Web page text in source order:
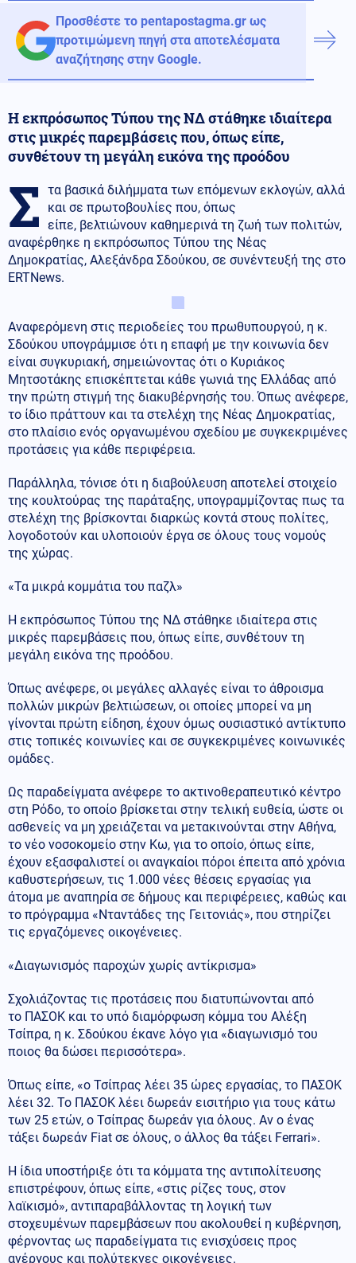
Προσθέστε το pentapostagma.gr ως
προτιμώμενη πηγή στα αποτελέσματα
αναζήτησης στην Google.
Η εκπρόσωπος Τύπου της ΝΔ στάθηκε ιδιαίτερα
στις μικρές παρεμβάσεις που, όπως είπε,
συνθέτουν τη μεγάλη εικόνα της προόδου
Σ τα βασικά διλήμματα των επόμενων εκλογών, αλλά
και σε πρωτοβουλίες που, όπως
είπε, βελτιώνουν καθημερινά τη ζωή των πολιτών,
αναφέρθηκε η εκπρόσωπος Τύπου της Νέας
Δημοκρατίας, Αλεξάνδρα Σδούκου, σε συνέντευξή της στο
ERTNews.
Αναφερόμενη στις περιοδείες του πρωθυπουργού, η κ.
Σδούκου υπογράμμισε ότι η επαφή με την κοινωνία δεν
είναι συγκυριακή, σημειώνοντας ότι ο Κυριάκος
Μητσοτάκης επισκέπτεται κάθε γωνιά της Ελλάδας από
την πρώτη στιγμή της διακυβέρνησής του. Όπως ανέφερε,
το ίδιο πράττουν και τα στελέχη της Νέας Δημοκρατίας,
στο πλαίσιο ενός οργανωμένου σχεδίου με συγκεκριμένες
προτάσεις για κάθε περιφέρεια.
Παράλληλα, τόνισε ότι η διαβούλευση αποτελεί στοιχείο
της κουλτούρας της παράταξης, υπογραμμίζοντας πως τα
στελέχη της βρίσκονται διαρκώς κοντά στους πολίτες,
λογοδοτούν και υλοποιούν έργα σε όλους τους νομούς
της χώρας.
«Τα μικρά κομμάτια του παζλ»
Η εκπρόσωπος Τύπου της ΝΔ στάθηκε ιδιαίτερα στις
μικρές παρεμβάσεις που, όπως είπε, συνθέτουν τη
μεγάλη εικόνα της προόδου.
Όπως ανέφερε, οι μεγάλες αλλαγές είναι το άθροισμα
πολλών μικρών βελτιώσεων, οι οποίες μπορεί να μη
γίνονται πρώτη είδηση, έχουν όμως ουσιαστικό αντίκτυπο
στις τοπικές κοινωνίες και σε συγκεκριμένες κοινωνικές
ομάδες.
Ως παραδείγματα ανέφερε το ακτινοθεραπευτικό κέντρο
στη Ρόδο, το οποίο βρίσκεται στην τελική ευθεία, ώστε οι
ασθενείς να μη χρειάζεται να μετακινούνται στην Αθήνα,
το νέο νοσοκομείο στην Κω, για το οποίο, όπως είπε,
έχουν εξασφαλιστεί οι αναγκαίοι πόροι έπειτα από χρόνια
καθυστερήσεων, τις 1.000 νέες θέσεις εργασίας για
άτομα με αναπηρία σε δήμους και περιφέρειες, καθώς και
το πρόγραμμα «Νταντάδες της Γειτονιάς», που στηρίζει
τις εργαζόμενες οικογένειες.
«Διαγωνισμός παροχών χωρίς αντίκρισμα»
Σχολιάζοντας τις προτάσεις που διατυπώνονται από
το ΠΑΣΟΚ και το υπό διαμόρφωση κόμμα του Αλέξη
Τσίπρα, η κ. Σδούκου έκανε λόγο για «διαγωνισμό του
ποιος θα δώσει περισσότερα».
Όπως είπε, «ο Τσίπρας λέει 35 ώρες εργασίας, το ΠΑΣΟΚ
λέει 32. Το ΠΑΣΟΚ λέει δωρεάν εισιτήριο για τους κάτω
των 25 ετών, ο Τσίπρας δωρεάν για όλους. Αν ο ένας
τάξει δωρεάν Fiat σε όλους, ο άλλος θα τάξει Ferrari».
Η ίδια υποστήριξε ότι τα κόμματα της αντιπολίτευσης
επιστρέφουν, όπως είπε, «στις ρίζες τους, στον
λαϊκισμό», αντιπαραβάλλοντας τη λογική των
στοχευμένων παρεμβάσεων που ακολουθεί η κυβέρνηση,
φέρνοντας ως παραδείγματα τις ενισχύσεις προς
ανέργους και πολύτεκνες οικογένειες.